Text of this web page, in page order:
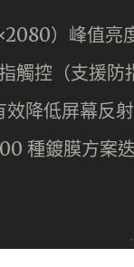
）峰值
觸控（支援
降低屏幕反
種鍍膜方案